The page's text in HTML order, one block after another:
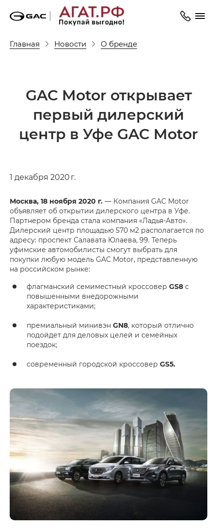
Главная Новости О бренде
GAC Motor открывает
первый дилерский
центр в Уфе GAC Motor
1 декабря 2020 г.
Москва, 18 ноября 2020 г. — Компания GAC Motor
объявляет об открытии дилерского центра в Уфе.
Партнером бренда стала компания «Ладья-Авто».
Дилерский центр площадью 570 м2 располагается по
адресу: проспект Салавата Юлаева, 99. Теперь
уфимские автомобилисты смогут выбрать для
покупки любую модель GAC Motor, представленную
на российском рынке:
флагманский семиместный кроссовер GS8 с
повышенными внедорожными
характеристиками;
премиальный минивэн GN8, который отлично
подойдет для деловых целей и семейных
поездок;
современный городской кроссовер GS5.